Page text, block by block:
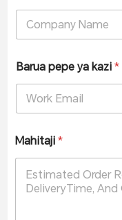
Barua pepe ya kazi*
Mahitaji*